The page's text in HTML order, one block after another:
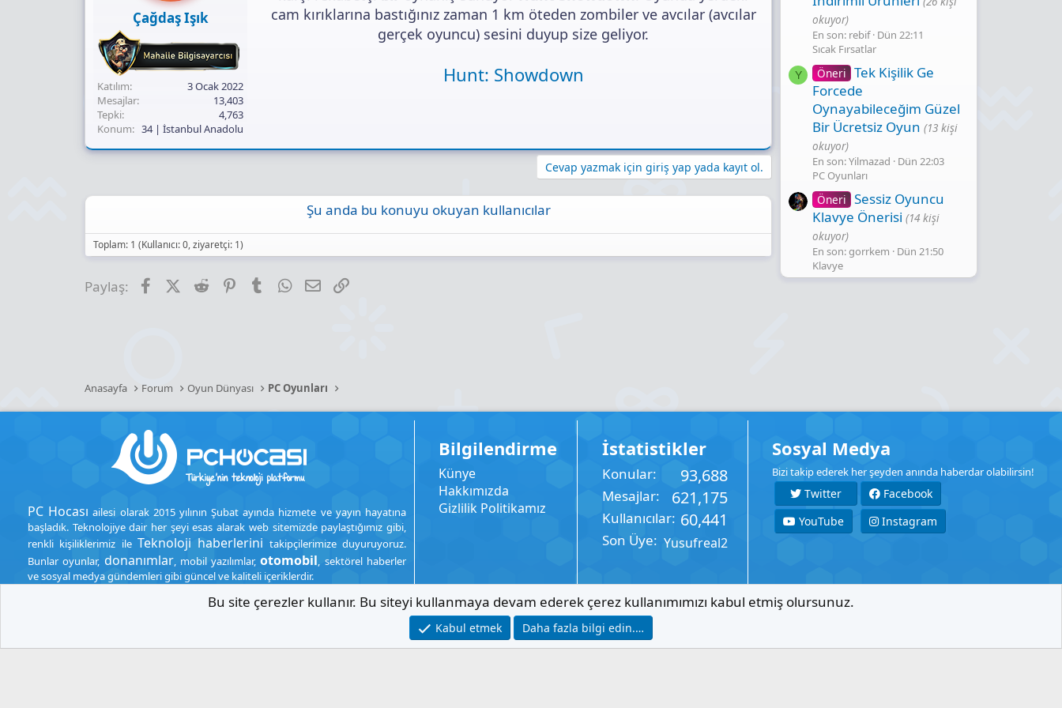
n
ı
p
Çağdaş Işık
Katılım
3 Ocak 2022
Mesajlar
13,403
Tepki
4,763
Konum
34 | İstanbul Anadolu
cam kırıklarına bastığınız zaman 1 km öteden zombiler ve avcılar (avcılar
gerçek oyuncu) sesini duyup size geliyor.
Hunt: Showdown
Cevap yazmak için giriş yap yada kayıt ol.
Şu anda bu konuyu okuyan kullanıcılar
Toplam: 1 (Kullanıcı: 0, ziyaretçi: 1)
Paylaş: FacebookX (Twitter)
Reddit PinterestTumblrWhatsApp
E-posta
okuyor)
En son: rebif Dün 22:11
Sıcak Fırsatlar
Y Öneri Tek Kişilik Ge
Forcede
Oynayabileceğim Güzel
Bir Ücretsiz Oyun (13 kişi
okuyor)
En son: Yilmazad
Dün 22:03
PC Oyunları
Öneri Sessiz Oyuncu
Klavye Önerisi (14 kişi
okuyor)
En son: gorrkem
Dün 21:50
Klavye
Anasayfa Forum Oyun Dünyası PC Oyunları
PC Hocası ailesi olarak 2015 yılının Şubat ayında hizmete ve yayın hayatına
başladık. Teknolojiye dair her şeyi esas alarak web sitemizde paylaştığımız gibi,
renkli kişiliklerimiz ile Teknoloji haberlerini takipçilerimize duyuruyoruz.
Bunlar oyunlar, donanımlar, mobil yazılımlar,otomobil, sektörel haberler
ve sosyal medya gündemleri gibi güncel ve kaliteli içeriklerdir.
Bilgilendirme
Künye
Hakkımızda
Gizlilik Politikamız
İstatistikler
Konular 93,688
Mesajlar 621,175
Kullanıcılar 60,441
Son Üye Yusufreal2
Sosyal Medya
Bizi takip ederek her şeyden anında haberdar olabilirsin!
Twitter
Facebook
YouTube
Instagram
Bu site çerezler kullanır. Bu siteyi kullanmaya devam ederek çerez kullanımımızı kabul etmiş olursunuz.
Kabul etmek Daha fazla bilgi edin.…